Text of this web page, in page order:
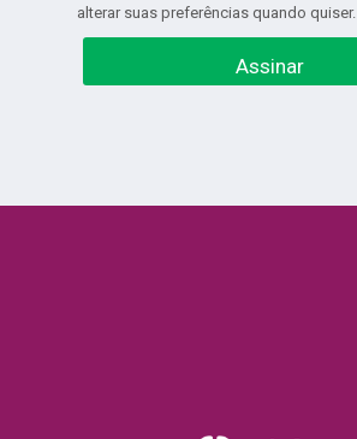
alterar suas preferências quando quiser.
Assinar